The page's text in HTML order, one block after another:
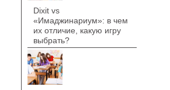
Dixit vs
«Имаджинариум»: в чем
их отличие, какую игру
выбрать?